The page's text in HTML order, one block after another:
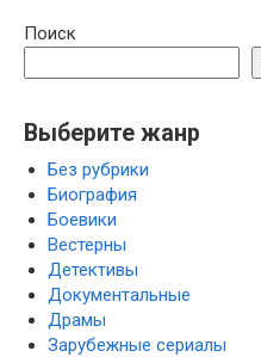
Поиск
Выберите жанр
Без рубрики
Биография
Боевики
Вестерны
Детективы
Документальные
Драмы
Зарубежные сериалы